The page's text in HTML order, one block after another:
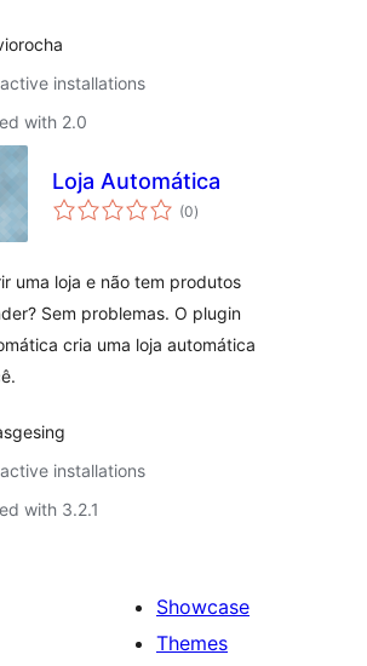
installations
with 2.0
Loja Automática
(0total
ratings
)
uma loja e não tem produtos
Sem problemas. O plugin
cria uma loja automática
installations
with 3.2.1
Showcase
Themes